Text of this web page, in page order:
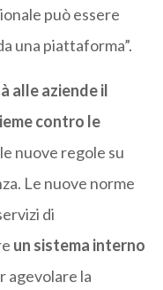
può essere
una piattaforma”.
alle aziende il
contro le
nuove regole su
Le nuove norme
di
un sistema interno
agevolare la